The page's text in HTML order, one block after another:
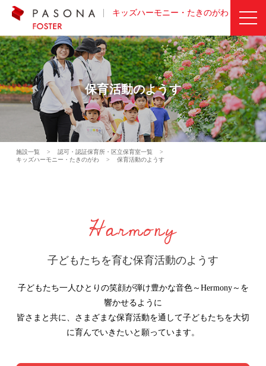
キッズハーモニー・たきのがわ
保育活動のようす
施設一覧 > 認可・認証保育所・区立保育室一覧
>
キッズハーモニー・たきのがわ
> 保育活動のようす
Harmony
子どもたちを育む保育活動のようす
子どもたち一人ひとりの笑顔が弾け豊かな音色～Hermony～を
響かせるように
皆さまと共に、さまざまな保育活動を通して子どもたちを大切
に育んでいきたいと願っています。